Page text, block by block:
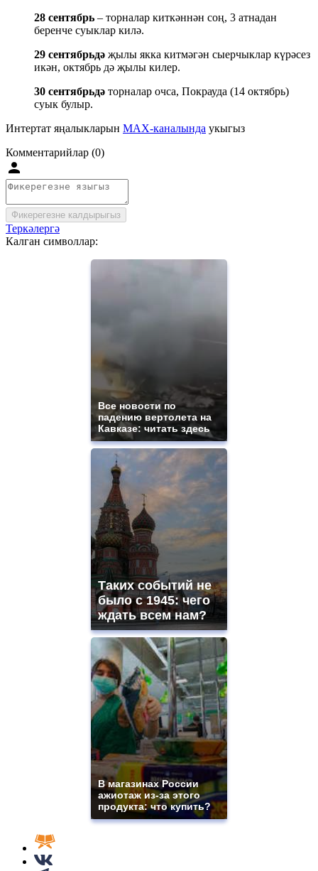
28 сентябрь – торналар киткәннән соң, 3 атнадан
беренче суыклар килә.
29 сентябрьдә җылы якка китмәгән сыерчыклар күрәсез
икән, октябрь дә җылы килер.
30 сентябрьдә торналар очса, Покрауда (14 октябрь)
суык булыр.
Интертат яңалыкларын MAX-каналында укыгыз
Комментарийлар (0)
Фикерегезне калдырыгыз
Теркәлергә
Калган символлар:
Все новости по
падению вертолета на
Кавказе: читать здесь
Таких событий не
было с 1945: чего
ждать всем нам?
В магазинах России
ажиотаж из-за этого
продукта: что купить?